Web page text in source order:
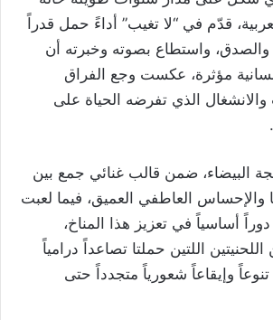
قدّم في “لا تغيب” أداءً حمل قدراً
واستطاع بصوته وخبرته أن
مؤثرة، عكست وجع الفراق
الذي تفرضه الحياة على
البيضاء، ضمن قالب غنائي جمع بين
والإحساس العاطفي العميق، فيما لعبت
دوراً أساسياً في تعزيز هذا المناخ،
اللتين حملتا تصاعداً درامياً
وإيقاعاً شعورياً متجدداً حتى